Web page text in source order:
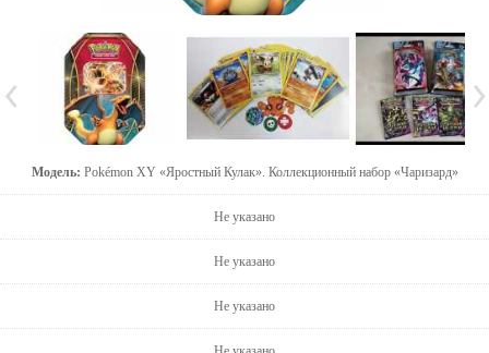
Модель: Pokémon XY «Яростный Кулак». Коллекционный набор «Чаризард»
Не указано
Не указано
Не указано